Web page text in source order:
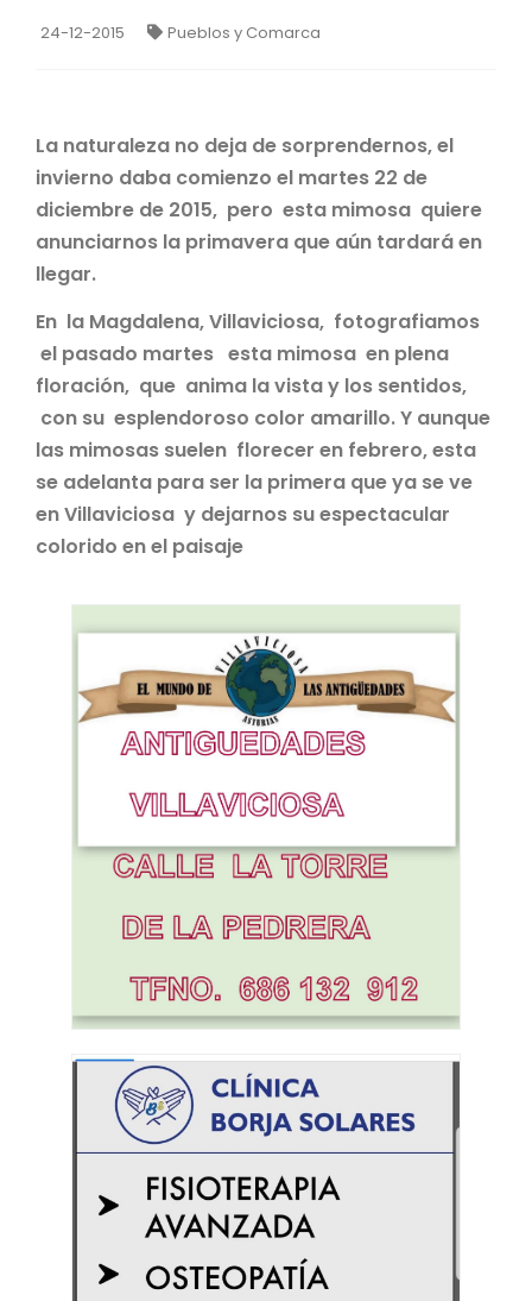
24-12-2015 Pueblos y Comarca
La naturaleza no deja de sorprendernos, el
invierno daba comienzo el martes 22 de
diciembre de 2015, pero esta mimosa quiere
anunciarnos la primavera que aún tardará en
llegar.
En la Magdalena, Villaviciosa, fotografiamos
el pasado martes esta mimosa en plena
floración, que anima la vista y los sentidos,
con su esplendoroso color amarillo. Y aunque
las mimosas suelen florecer en febrero, esta
se adelanta para ser la primera que ya se ve
en Villaviciosa y dejarnos su espectacular
colorido en el paisaje